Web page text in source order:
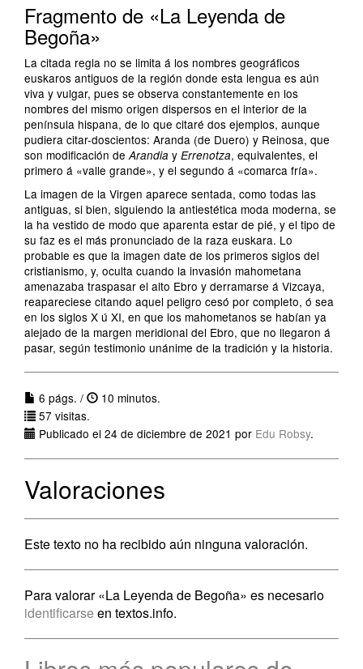
Fragmento de «La Leyenda de
Begoña»
La citada regla no se limita á los nombres geográficos
euskaros antiguos de la región donde esta lengua es aún
viva y vulgar, pues se observa constantemente en los
nombres del mismo origen dispersos en el interior de la
península hispana, de lo que citaré dos ejemplos, aunque
pudiera citar-doscientos: Aranda (de Duero) y Reinosa, que
son modificación deArandia y Errenotza, equivalentes, el
primero á «valle grande», y el segundo á «comarca fría».
La imagen de la Virgen aparece sentada, como todas las
antiguas, si bien, siguiendo la antiestética moda moderna, se
la ha vestido de modo que aparenta estar de pié, y el tipo de
su faz es el más pronunciado de la raza euskara. Lo
probable es que la imagen date de los primeros siglos del
cristianismo, y, oculta cuando la invasión mahometana
amenazaba traspasar el alto Ebro y derramarse á Vizcaya,
reapareciese citando aquel peligro cesó por completo, ó sea
en los siglos X ú XI, en que los mahometanos se habían ya
alejado de la margen meridional del Ebro, que no llegaron á
pasar, según testimonio unánime de la tradición y la historia.
6 págs. /
10 minutos.
57 visitas.
Publicado el 24 de diciembre de 2021 por Edu Robsy.
Valoraciones
Este texto no ha recibido aún ninguna valoración.
Para valorar «La Leyenda de Begoña» es necesario
identificarse en textos.info.